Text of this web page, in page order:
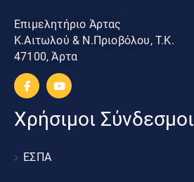
Επιμελητήριο Άρτας
Κ.Αιτωλού & Ν.Πριοβόλου, Τ.Κ.
47100, Άρτα
Χρήσιμοι Σύνδεσμοι
ΕΣΠΑ